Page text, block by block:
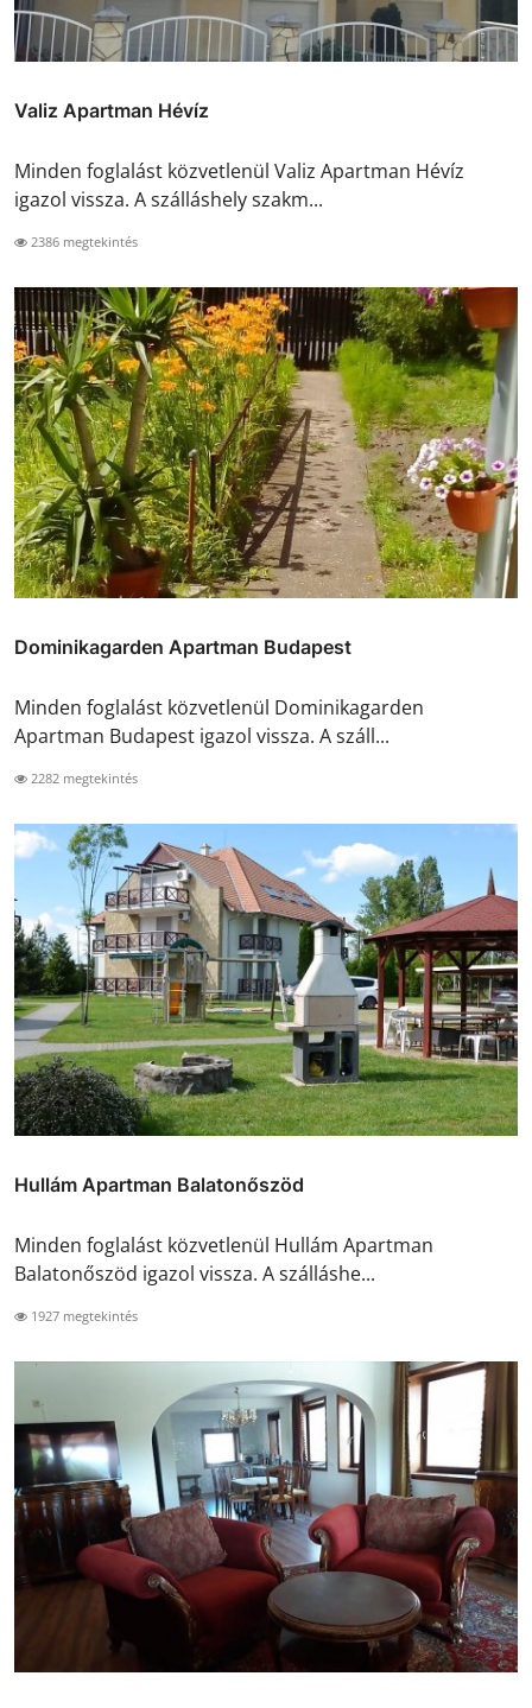
Valiz Apartman Hévíz
Minden foglalást közvetlenül Valiz Apartman Hévíz
igazol vissza. A szálláshely szakm...
2386 megtekintés
Dominikagarden Apartman Budapest
Minden foglalást közvetlenül Dominikagarden
Apartman Budapest igazol vissza. A száll...
2282 megtekintés
Hullám Apartman Balatonőszöd
Minden foglalást közvetlenül Hullám Apartman
Balatonőszöd igazol vissza. A szálláshe...
1927 megtekintés